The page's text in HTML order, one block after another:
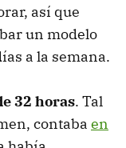
así que
un modelo
a la semana.
32 horas. Tal
contaba en